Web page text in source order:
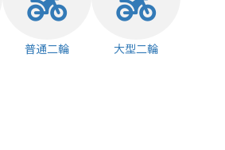
普通二輪 大型二輪